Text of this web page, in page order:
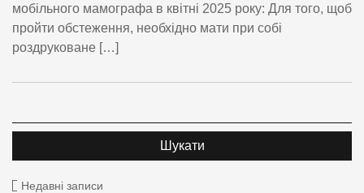
мобільного мамографа в квітні 2025 року: Для того, щоб
пройти обстеження, необхідно мати при собі
роздруковане […]
Недавні записи